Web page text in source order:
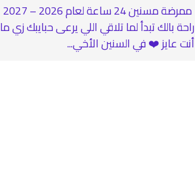
‍ ممرضة مسنين 24 ساعة لعام 2026 – 2027
راحة بالك تبدأ لما تلاقي اللي يرعى حبايبك زي ما
أنت عايز ❤️‍ في السنين الأخي...